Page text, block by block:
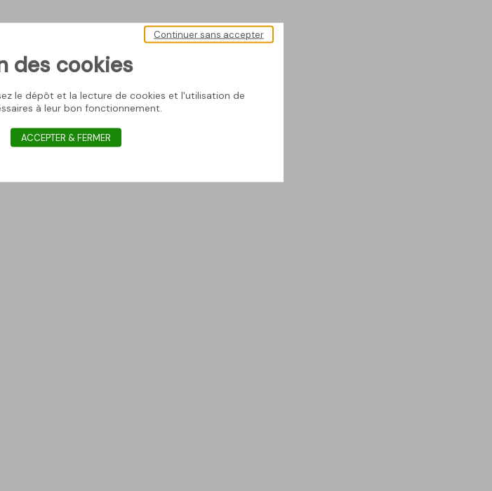
des cookies
le dépôt et la lecture de cookies et l'utilisation de
à leur bon fonctionnement.
Continuer sans accepter
ACCEPTER & FERMER